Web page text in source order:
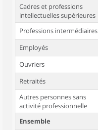
Cadres et professions
intellectuelles supérieures
Professions intermédiaires
Employés
Ouvriers
Retraités
Autres personnes sans
activité professionnelle
Ensemble